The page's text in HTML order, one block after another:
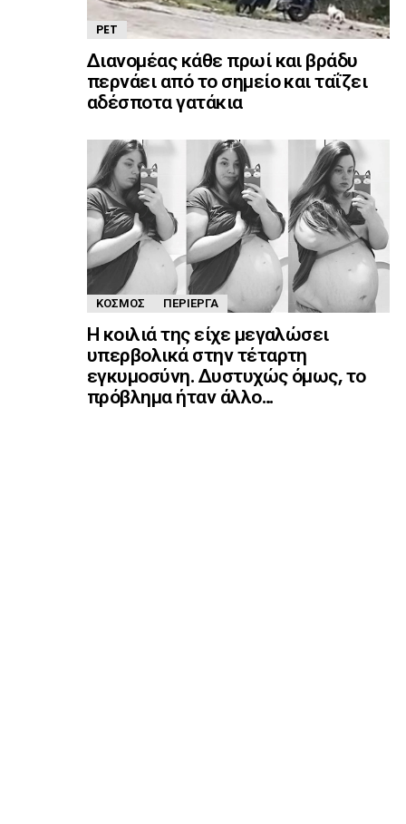
PET
Διανομέας κάθε πρωί και βράδυ
περνάει από το σημείο και ταΐζει
αδέσποτα γατάκια
ΚΌΣΜΟΣ ΠΕΡΊΕΡΓΑ
Η κοιλιά της είχε μεγαλώσει
υπερβολικά στην τέταρτη
εγκυμοσύνη. Δυστυχώς όμως, το
πρόβλημα ήταν άλλο…